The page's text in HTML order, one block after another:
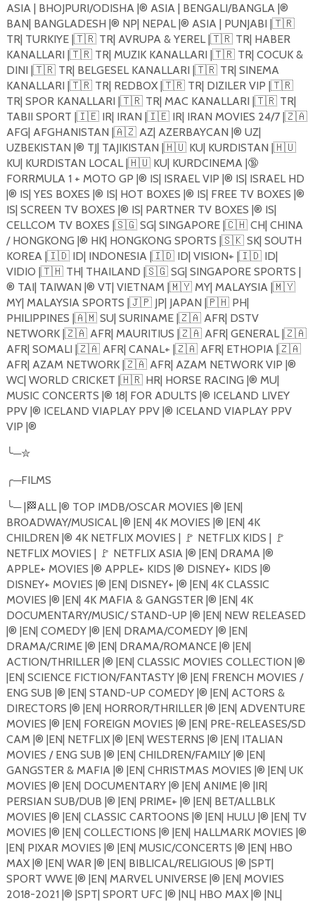
ASIA | BHOJPURI/ODISHA |®️ ASIA | BENGALI/BANGLA |®️
BAN| BANGLADESH |®️ NP| NEPAL |®️ ASIA | PUNJABI |🇹🇷
TR| TURKIYE |🇹🇷TR| AVRUPA & YEREL |🇹🇷TR| HABER
KANALLARI |🇹🇷TR| MUZIK KANALLARI |🇹🇷TR| COCUK &
DINI |🇹🇷TR| BELGESEL KANALLARI |🇹🇷TR| SINEMA
KANALLARI |🇹🇷TR| REDBOX |🇹🇷TR| DIZILER VIP |🇹🇷
TR| SPOR KANALLARI |🇹🇷TR| MAC KANALLARI |🇹🇷TR|
TABII SPORT |🇮🇪IR| IRAN |🇮🇪IR| IRAN MOVIES 24/7 |🇿🇦
AFG| AFGHANISTAN |🇦🇿AZ| AZERBAYCAN |®️ UZ|
UZBEKISTAN |®️ TJ| TAJIKISTAN |🇭🇺KU| KURDISTAN |🇭🇺
KU| KURDISTAN LOCAL |🇭🇺KU| KURDCINEMA |🔞
FORRMULA 1 + MOTO GP |®️ IS| ISRAEL VIP |®️ IS| ISRAEL HD
|®️ IS| YES BOXES |®️ IS| HOT BOXES |®️ IS| FREE TV BOXES |®️
IS| SCREEN TV BOXES |®️ IS| PARTNER TV BOXES |®️ IS|
CELLCOM TV BOXES |🇸🇬SG| SINGAPORE |🇨🇭CH| CHINA
/ HONGKONG |®️ HK| HONGKONG SPORTS |🇸🇰SK| SOUTH
KOREA |🇮🇩ID| INDONESIA |🇮🇩ID| VISION+ |🇮🇩ID|
VIDIO |🇹🇭TH| THAILAND |🇸🇬SG| SINGAPORE SPORTS |
®️ TAI| TAIWAN |®️ VT| VIETNAM |🇲🇾MY| MALAYSIA |🇲🇾
MY| MALAYSIA SPORTS |🇯🇵JP| JAPAN |🇵🇭PH|
PHILIPPINES |🇦🇲SU| SURINAME |🇿🇦AFR| DSTV
NETWORK |🇿🇦AFR| MAURITIUS |🇿🇦AFR| GENERAL |🇿🇦
AFR| SOMALI |🇿🇦AFR| CANAL+ |🇿🇦AFR| ETHOPIA |🇿🇦
AFR| AZAM NETWORK |🇿🇦AFR| AZAM NETWORK VIP |®️
WC| WORLD CRICKET |🇭🇷HR| HORSE RACING |®️ MU|
MUSIC CONCERTS |®️ 18| FOR ADULTS |®️ ICELAND LIVEY
PPV |®️ ICELAND VIAPLAY PPV |®️ ICELAND VIAPLAY PPV
VIP |®️
╰─✮
╭─FILMS
╰─| 🏁ALL |®️ TOP IMDB/OSCAR MOVIES |®️ |EN|
BROADWAY/MUSICAL |®️ |EN| 4K MOVIES |®️ |EN| 4K
CHILDREN |®️ 4K NETFLIX MOVIES | 🚩 NETFLIX KIDS | 🚩
NETFLIX MOVIES | 🚩 NETFLIX ASIA |®️ |EN| DRAMA |®️
APPLE+ MOVIES |®️ APPLE+ KIDS |®️ DISNEY+ KIDS |®️
DISNEY+ MOVIES |®️ |EN| DISNEY+ |®️ |EN| 4K CLASSIC
MOVIES |®️ |EN| 4K MAFIA & GANGSTER |®️ |EN| 4K
DOCUMENTARY/MUSIC/ STAND-UP |®️ |EN| NEW RELEASED
|®️ |EN| COMEDY |®️ |EN| DRAMA/COMEDY |®️ |EN|
DRAMA/CRIME |®️ |EN| DRAMA/ROMANCE |®️ |EN|
ACTION/THRILLER |®️ |EN| CLASSIC MOVIES COLLECTION |®️
|EN| SCIENCE FICTION/FANTASTY |®️ |EN| FRENCH MOVIES /
ENG SUB |®️ |EN| STAND-UP COMEDY |®️ |EN| ACTORS &
DIRECTORS |®️ |EN| HORROR/THRILLER |®️ |EN| ADVENTURE
MOVIES |®️ |EN| FOREIGN MOVIES |®️ |EN| PRE-RELEASES/SD
CAM |®️ |EN| NETFLIX |®️ |EN| WESTERNS |®️ |EN| ITALIAN
MOVIES / ENG SUB |®️ |EN| CHILDREN/FAMILY |®️ |EN|
GANGSTER & MAFIA |®️ |EN| CHRISTMAS MOVIES |®️ |EN| UK
MOVIES |®️ |EN| DOCUMENTARY |®️ |EN| ANIME |®️ |IR|
PERSIAN SUB/DUB |®️ |EN| PRIME+ |®️ |EN| BET/ALLBLK
MOVIES |®️ |EN| CLASSIC CARTOONS |®️ |EN| HULU |®️ |EN| TV
MOVIES |®️ |EN| COLLECTIONS |®️ |EN| HALLMARK MOVIES |®️
|EN| PIXAR MOVIES |®️ |EN| MUSIC/CONCERTS |®️ |EN| HBO
MAX |®️ |EN| WAR |®️ |EN| BIBLICAL/RELIGIOUS |®️ |SPT|
SPORT WWE |®️ |EN| MARVEL UNIVERSE |®️ |EN| MOVIES
2018-2021 |®️ |SPT| SPORT UFC |®️ |NL| HBO MAX |®️ |NL|